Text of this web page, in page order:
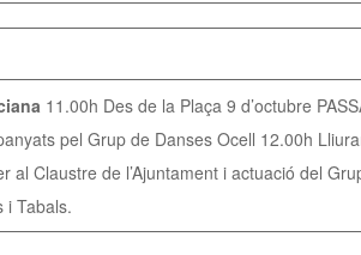
11.00h Des de la Plaça 9 d’octubre
pel Grup de Danses Ocell 12.00h
al Claustre de l’Ajuntament i actuació del
i Tabals.